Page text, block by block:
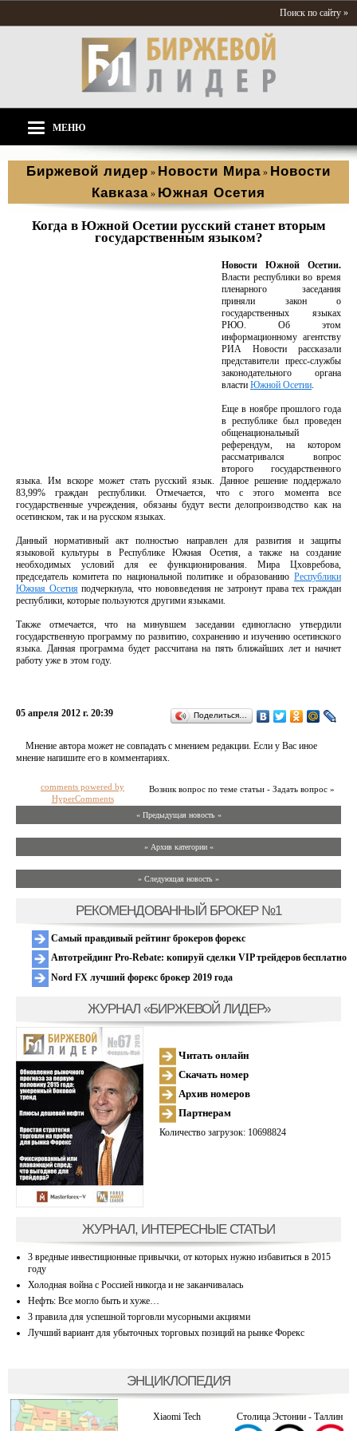
Поиск по сайту »
МЕНЮ
Биржевой лидер » Новости Мира » Новости
Кавказа » Южная Осетия
Когда в Южной Осетии русский станет вторым
государственным языком?
Новости Южной Осетии.
Власти республики во время
пленарного заседания
приняли закон о
государственных языках
РЮО. Об этом
информационному агентству
РИА Новости рассказали
представители пресс-службы
законодательного органа
власти Южной Осетии.
Еще в ноябре прошлого года
в республике был проведен
общенациональный
референдум, на котором
рассматривался вопрос
второго государственного
языка. Им вскоре может стать русский язык. Данное решение поддержало
83,99% граждан республики. Отмечается, что с этого момента все
государственные учреждения, обязаны будут вести делопроизводство как на
осетинском, так и на русском языках.
Данный нормативный акт полностью направлен для развития и защиты
языковой культуры в Республике Южная Осетия, а также на создание
необходимых условий для ее функционирования. Мира Цховребова,
председатель комитета по национальной политике и образованию Республики
Южная Осетияподчеркнула, что нововведения не затронут права тех граждан
республики, которые пользуются другими языками.
Также отмечается, что на минувшем заседании единогласно утвердили
государственную программу по развитию, сохранению и изучению осетинского
языка. Данная программа будет рассчитана на пять ближайших лет и начнет
работу уже в этом году.
05 апреля 2012 г. 20:39 Поделиться…
Мнение автора может не совпадать с мнением редакции. Если у Вас иное
мнение напишите его в комментариях.
Возник вопрос по теме статьи - Задать вопрос »
comments powered by
HyperComments
« Предыдущая новость «
» Архив категории «
» Следующая новость »
РЕКОМЕНДОВАННЫЙ БРОКЕР №1
Самый правдивый рейтинг брокеров форекс
Автотрейдинг Pro-Rebate: копируй сделки VIP трейдеров бесплатно
Nord FX лучший форекс брокер 2019 года
ЖУРНАЛ «БИРЖЕВОЙ ЛИДЕР»
Читать онлайн
Скачать номер
Архив номеров
Партнерам
Количество загрузок: 10698824
ЖУРНАЛ, ИНТЕРЕСНЫЕ СТАТЬИ
3 вредные инвестиционные привычки, от которых нужно избавиться в 2015
году
Холодная война с Россией никогда и не заканчивалась
Нефть: Все могло быть и хуже…
3 правила для успешной торговли мусорными акциями
Лучший вариант для убыточных торговых позиций на рынке Форекс
ЭНЦИКЛОПЕДИЯ
Xiaomi Tech Столица Эстонии - Таллин